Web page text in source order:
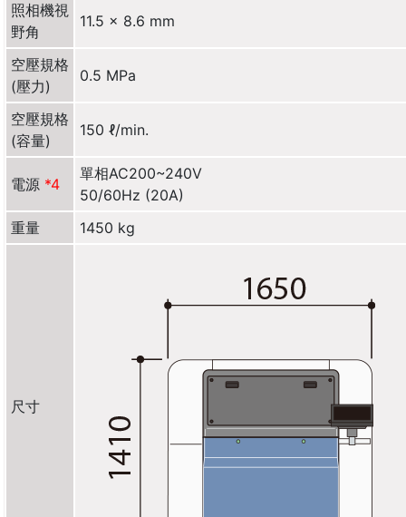
照相機視
野角
11.5 x 8.6 mm
空壓規格
(壓力)
0.5 MPa
空壓規格
(容量)
150 ℓ/min.
電源 *4
單相AC200~240V
50/60Hz (20A)
重量
1450 kg
尺寸